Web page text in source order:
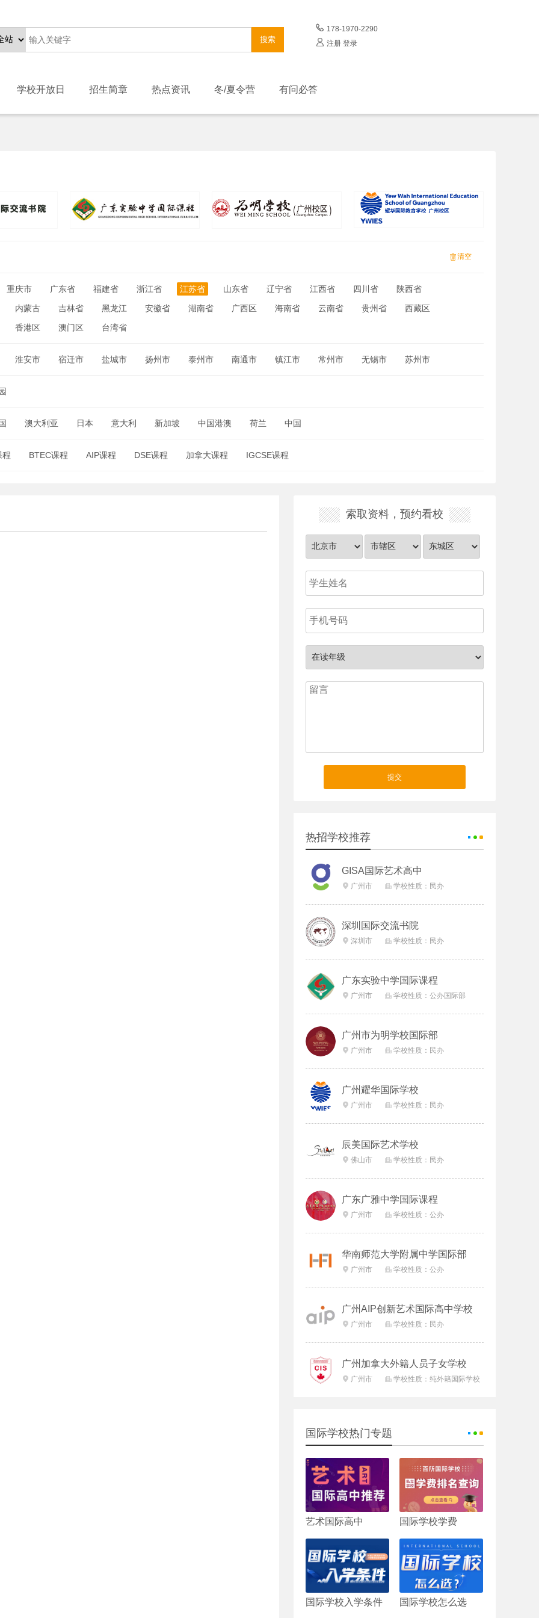
搜索
178-1970-2290
注册 登录
学校开放日 招生简章 热点资讯 冬/夏令营 有问必答
清空
重庆市 广东省 福建省 浙江省 江苏省 山东省 辽宁省 江西省 四川省
陕西省
内蒙古
吉林省 黑龙江 安徽省 湖南省 广西区 海南省 云南省 贵州省
西藏区
香港区
澳门区 台湾省
淮安市 宿迁市 盐城市 扬州市 泰州市 南通市 镇江市 常州市 无锡市 苏州市
澳大利亚 日本 意大利 新加坡 中国港澳 荷兰 中国
程 BTEC课程 AIP课程 DSE课程 加拿大课程 IGCSE课程
索取资料，预约看校
热招学校推荐
GISA国际艺术高中
 广州市  学校性质：民办
深圳国际交流书院
 深圳市  学校性质：民办
广东实验中学国际课程
 广州市  学校性质：公办国际部
广州市为明学校国际部
 广州市  学校性质：民办
广州耀华国际学校
 广州市  学校性质：民办
辰美国际艺术学校
 佛山市  学校性质：民办
广东广雅中学国际课程
 广州市  学校性质：公办
华南师范大学附属中学国际部
 广州市  学校性质：公办
广州AIP创新艺术国际高中学校
 广州市  学校性质：民办
广州加拿大外籍人员子女学校
 广州市  学校性质：纯外籍国际学校
国际学校热门专题
艺术国际高中 国际学校学费
国际学校入学条件 国际学校怎么选